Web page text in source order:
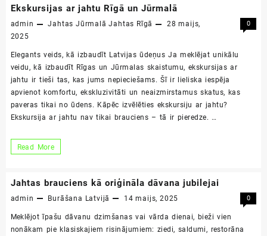
Ekskursijas ar jahtu Rīgā un Jūrmalā
admin Jahtas Jūrmalā Jahtas Rīgā
28 maijs,
2025
0
Elegants veids, kā izbaudīt Latvijas ūdeņus Ja meklējat unikālu
veidu, kā izbaudīt Rīgas un Jūrmalas skaistumu, ekskursijas ar
jahtu ir tieši tas, kas jums nepieciešams. Šī ir lieliska iespēja
apvienot komfortu, ekskluzivitāti un neaizmirstamus skatus, kas
paveras tikai no ūdens. Kāpēc izvēlēties ekskursiju ar jahtu?
Ekskursija ar jahtu nav tikai brauciens – tā ir pieredze. …
Ekskursijas
jahtu
Rīgā
Read More
Jahtas brauciens kā oriģināla dāvana jubilejai
admin Burāšana Latvijā 14 maijs, 2025 0
Meklējot īpašu dāvanu dzimšanas vai vārda dienai, bieži vien
nonākam pie klasiskajiem risinājumiem: ziedi, saldumi, restorāna